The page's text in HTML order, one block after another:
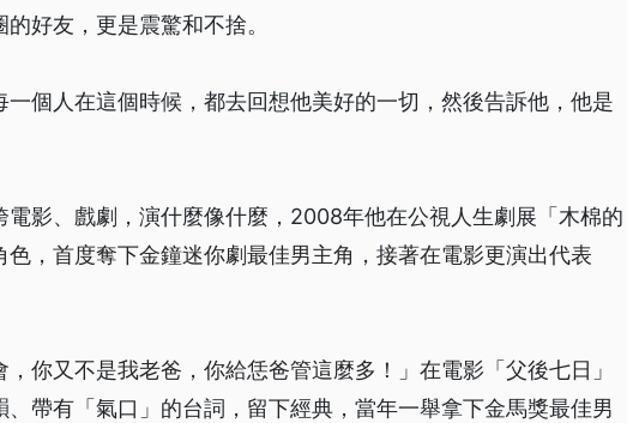
好友，更是震驚和不捨。
個人在這個時候，都去回想他美好的一切，然後告訴他，他是
電影、戲劇，演什麼像什麼，2008年他在公視人生劇展「木棉的
，首度奪下金鐘迷你劇最佳男主角，接著在電影更演出代表
，你又不是我老爸，你給恁爸管這麼多！」在電影「父後七日」
帶有「氣口」的台詞，留下經典，當年一舉拿下金馬獎最佳男